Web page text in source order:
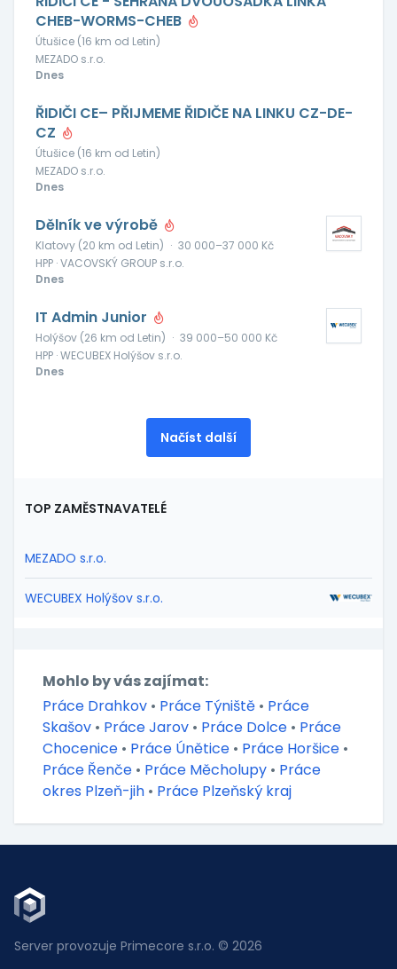
CHEB-WORMS-CHEB
Útušice (16 km od Letin)
MEZADO s.r.o.
Dnes
ŘIDIČI CE– PŘIJMEME ŘIDIČE NA LINKU CZ-DE-
CZ
Útušice (16 km od Letin)
MEZADO s.r.o.
Dnes
Dělník ve výrobě
Klatovy (20 km od Letin) · 30 000–37 000 Kč
HPP · VACOVSKÝ GROUP s.r.o.
Dnes
IT Admin Junior
Holýšov (26 km od Letin) · 39 000–50 000 Kč
HPP · WECUBEX Holýšov s.r.o.
Dnes
Načíst další
TOP ZAMĚSTNAVATELÉ
MEZADO s.r.o.
WECUBEX Holýšov s.r.o.
Mohlo by vás zajímat:
Práce Drahkov • Práce Týniště • Práce
Skašov • Práce Jarov • Práce Dolce • Práce
Chocenice • Práce Únětice • Práce Horšice •
Práce Řenče • Práce Měcholupy • Práce
okres Plzeň-jih • Práce Plzeňský kraj
Server provozuje Primecore s.r.o. © 2026